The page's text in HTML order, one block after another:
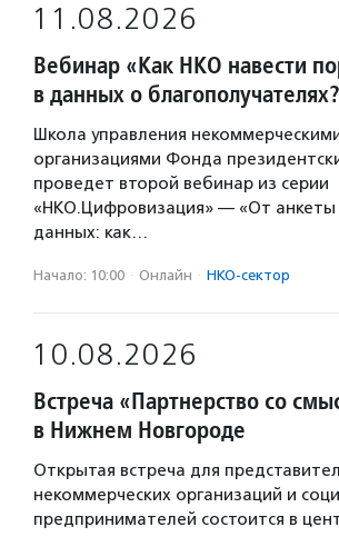
11.08.2026
Вебинар «Как НКО навести
в данных о
Школа управления
организациями Фонда
проведет второй вебинар из серии
«НКО.Цифровизация» — «От
данных: как…
Начало: 10:00 · Онлайн · НКО-сектор
10.08.2026
Встреча «Партнерство со
в Нижнем Новгороде
Открытая встреча для
некоммерческих организаций и
предпринимателей состоится в